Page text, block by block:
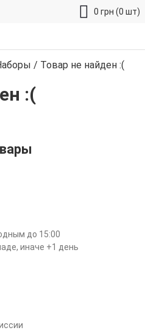
0 грн (0 шт)
/ Товар не найден :(
:(
до 15:00
иначе +1 день